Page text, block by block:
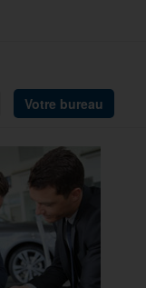
Votre bureau